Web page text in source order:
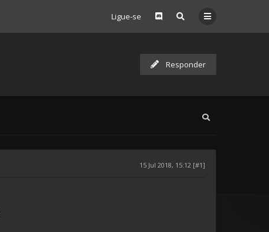
Ligue-se
Responder
15 Jul 2018, 15:12 [#1]